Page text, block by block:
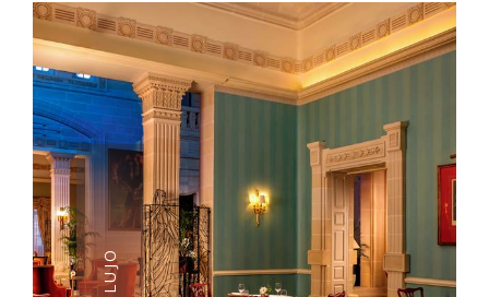
JETS PRIVADOS
¿Quieres viajar con lujo y estilo?
¿te gustaría evitar las colas en el
aeropuerto y los largos registros
de facturación? El alquiler de jet
privado es una forma exclusiva
de transporte aéreo para viajes
corporativos y de placer. Una
experiencia memorable que